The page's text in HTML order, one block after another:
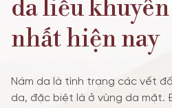
ĐIỀU TRỊ DA
NÂNG CƠ – TRẺ HÓA
TẮM TRẮNG
da liễu
nhất hiện nay
Nám da là tình trạng các vết
da, đặc biệt là ở vùng da mặt.